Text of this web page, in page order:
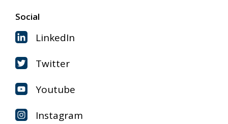
Social
LinkedIn
Twitter
Youtube
Instagram